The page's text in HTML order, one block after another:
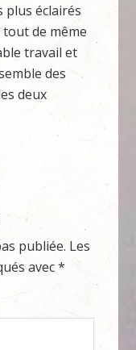
plus éclairés
de même
travail et
des
deux
publiée. Les
avec*